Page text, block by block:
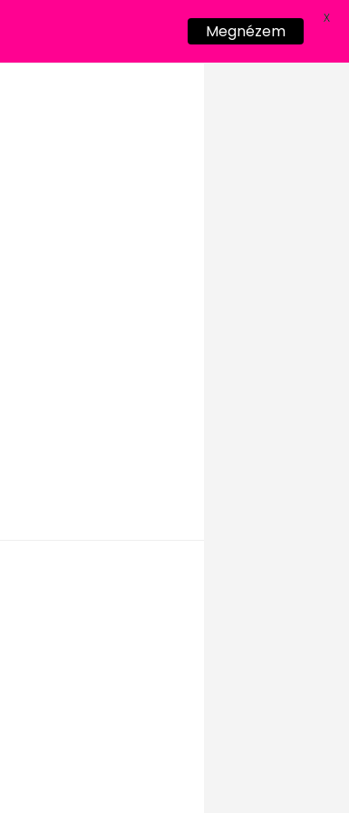
Megnézem
X